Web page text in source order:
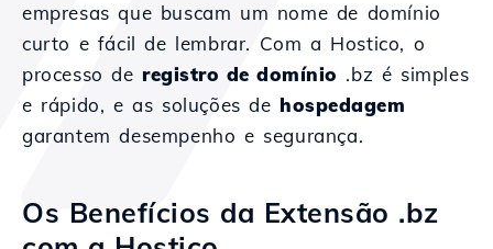
empresas que buscam um nome de domínio
curto e fácil de lembrar. Com a Hostico, o
processo deregistro de domínio .bz é simples
e rápido, e as soluções de hospedagem
garantem desempenho e segurança.
Os Benefícios da Extensão .bz